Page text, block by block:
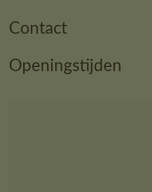
Contact
Openingstijden